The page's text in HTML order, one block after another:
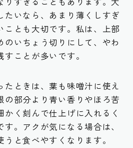
たいなら、あまり薄くしすぎ
ことも大切です。私は、上部
のいちょう切りにして、やわ
ことが多いです。
たときは、葉も味噌汁に使え
の部分より青い香りやほろ苦
く刻んで仕上げに入れるく
。アクが気になる場合は、
と食べやすくなります。